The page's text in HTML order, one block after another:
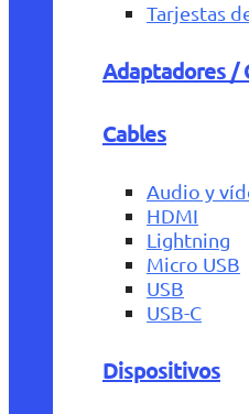
Tarjestas
Adaptadores /
Cables
Audio y
HDMI
Lightning
Micro USB
USB
USB-C
Dispositivos